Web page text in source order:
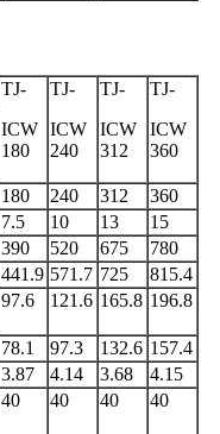
TJ-
ICW
180
TJ-
ICW
240
TJ-
ICW
312
TJ-
ICW
360
180 240 312
360
7.5 10 13
15
390 520 675
780
441.9 571.7 725
815.4
97.6 121.6 165.8 196.8
78.1 97.3 132.6 157.4
3.87 4.14 3.68
4.15
40 40 40 40